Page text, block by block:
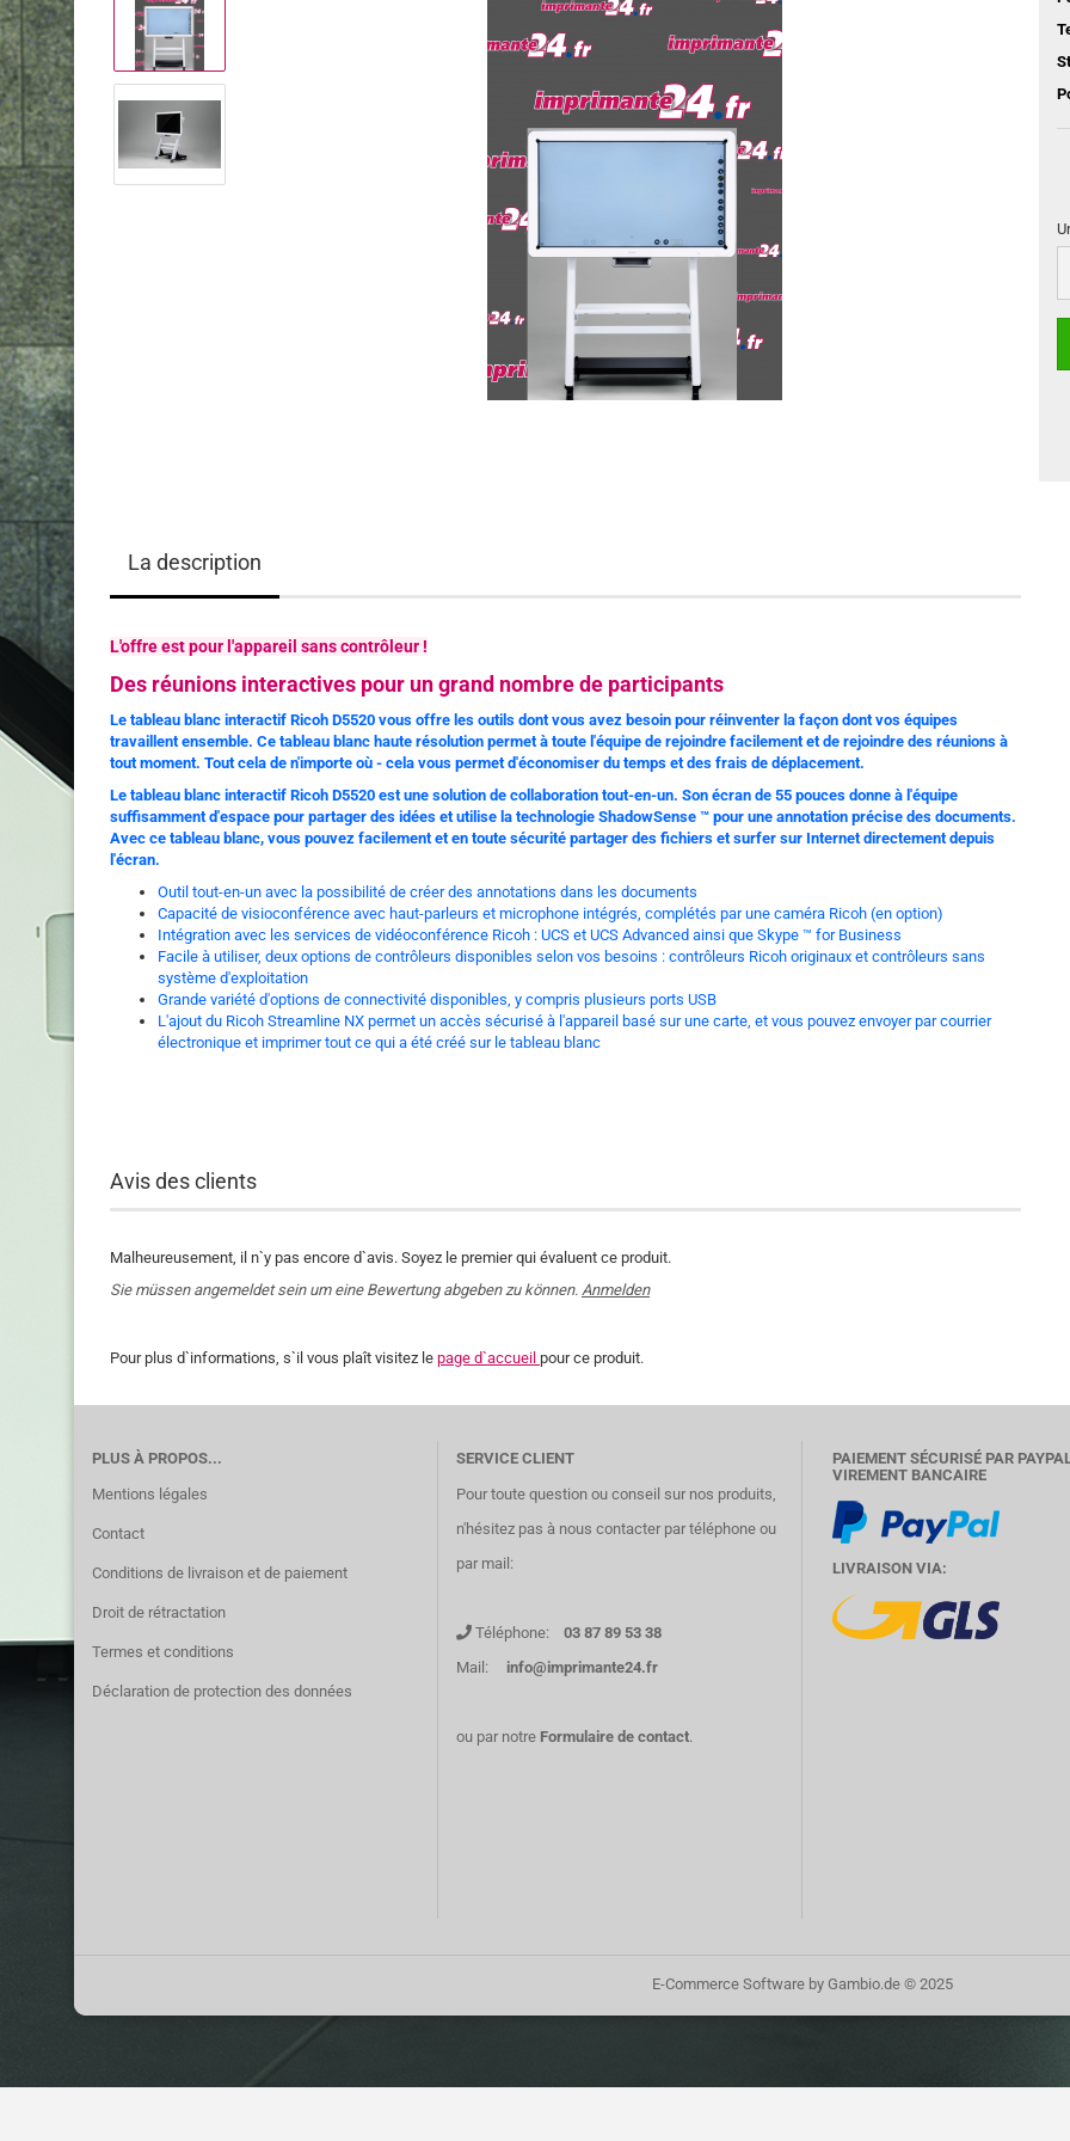
La description
L'offre est pour l'appareil sans contrôleur !
Des réunions interactives pour un grand nombre de participants
Le tableau blanc interactif Ricoh D5520 vous offre les outils dont vous avez besoin pour réinventer la façon dont vos équipes
travaillent ensemble. Ce tableau blanc haute résolution permet à toute l'équipe de rejoindre facilement et de rejoindre des réunions à
tout moment. Tout cela de n'importe où - cela vous permet d'économiser du temps et des frais de déplacement.
Le tableau blanc interactif Ricoh D5520 est une solution de collaboration tout-en-un. Son écran de 55 pouces donne à l'équipe
suffisamment d'espace pour partager des idées et utilise la technologie ShadowSense ™ pour une annotation précise des documents.
Avec ce tableau blanc, vous pouvez facilement et en toute sécurité partager des fichiers et surfer sur Internet directement depuis
l'écran.
Outil tout-en-un avec la possibilité de créer des annotations dans les documents
Capacité de visioconférence avec haut-parleurs et microphone intégrés, complétés par une caméra Ricoh (en option)
Intégration avec les services de vidéoconférence Ricoh : UCS et UCS Advanced ainsi que Skype ™ for Business
Facile à utiliser, deux options de contrôleurs disponibles selon vos besoins : contrôleurs Ricoh originaux et contrôleurs sans
système d'exploitation
Grande variété d'options de connectivité disponibles, y compris plusieurs ports USB
L'ajout du Ricoh Streamline NX permet un accès sécurisé à l'appareil basé sur une carte, et vous pouvez envoyer par courrier
électronique et imprimer tout ce qui a été créé sur le tableau blanc
Avis des clients
Malheureusement, il n`y pas encore d`avis. Soyez le premier qui évaluent ce produit.
Sie müssen angemeldet sein um eine Bewertung abgeben zu können. Anmelden
Pour plus d`informations, s`il vous plaît visitez le page d`accueil pour ce produit.
PLUS À PROPOS...
Mentions légales
Contact
Conditions de livraison et de paiement
Droit de rétractation
Termes et conditions
Déclaration de protection des données
SERVICE CLIENT
Pour toute question ou conseil sur nos produits,
n'hésitez pas à nous contacter par téléphone ou
par mail:
Téléphone: 03 87 89 53 38
Mail:
info@imprimante24.fr
ou par notre Formulaire de contact.
PAIEMENT SÉCURISÉ PAR
VIREMENT BANCAIRE
LIVRAISON VIA:
E-Commerce Software by Gambio.de © 2025